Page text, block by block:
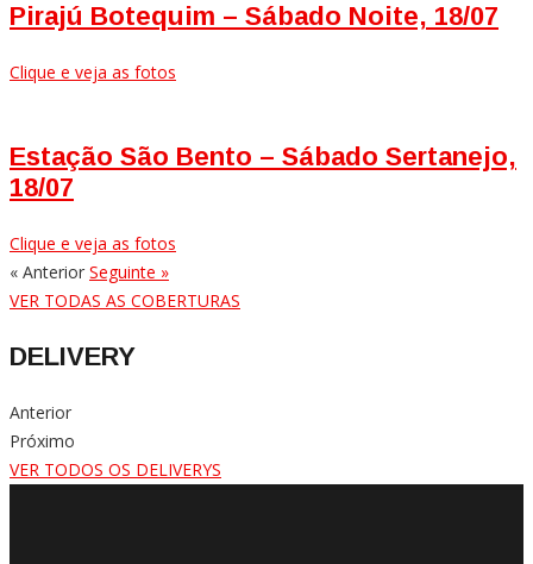
Pirajú Botequim – Sábado Noite, 18/07
Clique e veja as fotos
Estação São Bento – Sábado Sertanejo,
18/07
Clique e veja as fotos
« Anterior Seguinte »
VER TODAS AS COBERTURAS
DELIVERY
Anterior
Próximo
VER TODOS OS DELIVERYS